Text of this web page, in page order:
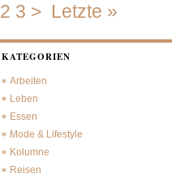
2 3 > Letzte »
KATEGORIEN
Arbeiten
Leben
Essen
Mode & Lifestyle
Kolumne
Reisen